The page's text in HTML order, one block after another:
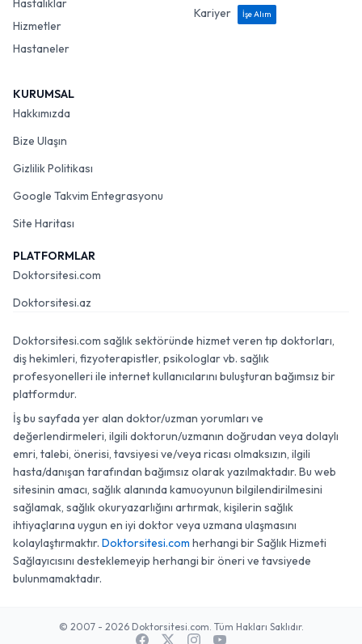
Hastalıklar
Hizmetler
Hastaneler
Kariyer
İşe Alım
KURUMSAL
Hakkımızda
Bize Ulaşın
Gizlilik Politikası
Google Takvim Entegrasyonu
Site Haritası
PLATFORMLAR
Doktorsitesi.com
Doktorsitesi.az
Doktorsitesi.com sağlık sektöründe hizmet veren tıp doktorları,
diş hekimleri, fizyoterapistler, psikologlar vb. sağlık
profesyonelleri ile internet kullanıcılarını buluşturan bağımsız bir
platformdur.
İş bu sayfada yer alan doktor/uzman yorumları ve
değerlendirmeleri, ilgili doktorun/uzmanın doğrudan veya dolaylı
emri, talebi, önerisi, tavsiyesi ve/veya ricası olmaksızın, ilgili
hasta/danışan tarafından bağımsız olarak yazılmaktadır. Bu web
sitesinin amacı, sağlık alanında kamuoyunun bilgilendirilmesini
sağlamak, sağlık okuryazarlığını artırmak, kişilerin sağlık
ihtiyaçlarına uygun en iyi doktor veya uzmana ulaşmasını
kolaylaştırmaktır. Doktorsitesi.com herhangi bir Sağlık Hizmeti
Sağlayıcısını desteklemeyip herhangi bir öneri ve tavsiyede
bulunmamaktadır.
© 2007 - 2026 Doktorsitesi.com. Tüm Hakları Saklıdır.